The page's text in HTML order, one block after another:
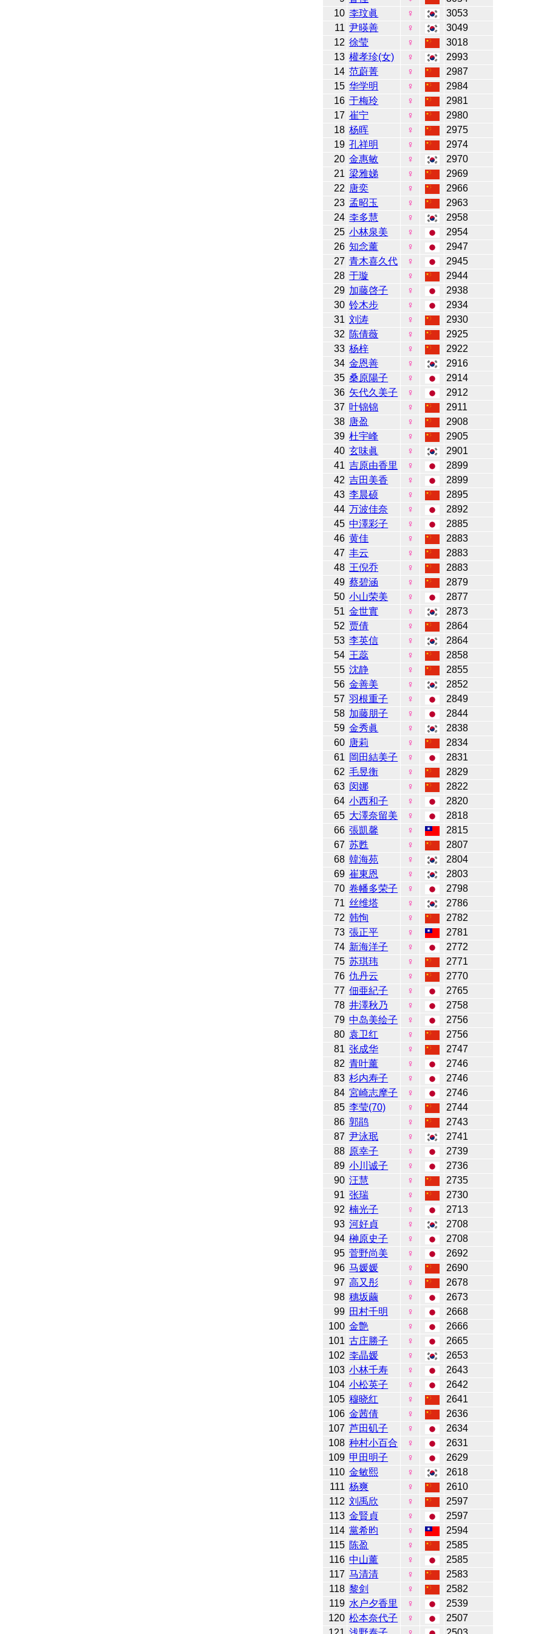
10 李玟眞 ♀
3053
11 尹暎善 ♀
3049
12 徐莹 ♀
3018
13 權孝珍(女) ♀
2993
14 范蔚菁 ♀
2987
15 华学明 ♀
2984
16 于梅玲 ♀
2981
17 崔宁 ♀
2980
18 杨晖 ♀
2975
19 孔祥明 ♀
2974
20 金惠敏 ♀
2970
21 梁雅娣 ♀
2969
22 唐奕 ♀
2966
23 孟昭玉 ♀
2963
24 李多慧 ♀
2958
25 小林泉美 ♀
2954
26 知念薰 ♀
2947
27 青木喜久代 ♀
2945
28 于璇 ♀
2944
29 加藤啓子 ♀
2938
30 铃木步 ♀
2934
31 刘涛 ♀
2930
32 陈倩薇 ♀
2925
33 杨梓 ♀
2922
34 金恩善 ♀
2916
35 桑原陽子 ♀
2914
36 矢代久美子 ♀
2912
37 叶锦锦 ♀
2911
38 唐盈 ♀
2908
39 杜宇峰 ♀
2905
40 玄味眞 ♀
2901
41 吉原由香里 ♀
2899
42 吉田美香 ♀
2899
43 李晨硕 ♀
2895
44 万波佳奈 ♀
2892
45 中澤彩子 ♀
2885
46 黄佳 ♀
2883
47 丰云 ♀
2883
48 王倪乔 ♀
2883
49 蔡碧涵 ♀
2879
50 小山荣美 ♀
2877
51 金世實 ♀
2873
52 贾倩 ♀
2864
53 李英信 ♀
2864
54 王蕊 ♀
2858
55 沈静 ♀
2855
56 金善美 ♀
2852
57 羽根重子 ♀
2849
58 加藤朋子 ♀
2844
59 金秀眞 ♀
2838
60 唐莉 ♀
2834
61 岡田結美子 ♀
2831
62 毛昱衡 ♀
2829
63 闵娜 ♀
2822
64 小西和子 ♀
2820
65 大澤奈留美 ♀
2818
66 張凱馨 ♀
2815
67 苏甦 ♀
2807
68 韓海苑 ♀
2804
69 崔東恩 ♀
2803
70 卷幡多荣子 ♀
2798
71 丝维塔 ♀
2786
72 韩恂 ♀
2782
73 張正平 ♀
2781
74 新海洋子 ♀
2772
75 苏琪玮 ♀
2771
76 仇丹云 ♀
2770
77 佃亜紀子 ♀
2765
78 井澤秋乃 ♀
2758
79 中岛美绘子 ♀
2756
80 袁卫红 ♀
2756
81 张成华 ♀
2747
82 青叶薰 ♀
2746
83 杉内寿子 ♀
2746
84 宮崎志摩子 ♀
2746
85 李莹(70) ♀
2744
86 郭鹃 ♀
2743
87 尹泳珉 ♀
2741
88 原幸子 ♀
2739
89 小川诚子 ♀
2736
90 汪慧 ♀
2735
91 张瑞 ♀
2730
92 楠光子 ♀
2713
93 河好貞 ♀
2708
94 榊原史子 ♀
2708
95 菅野尚美 ♀
2692
96 马媛媛 ♀
2690
97 高又彤 ♀
2678
98 穗坂繭 ♀
2673
99 田村千明 ♀
2668
100 金艶 ♀
2666
101 古庄勝子 ♀
2665
102 李晶媛 ♀
2653
103 小林千寿 ♀
2643
104 小松英子 ♀
2642
105 穆晓红 ♀
2641
106 金茜倩 ♀
2636
107 芦田矶子 ♀
2634
108 种村小百合 ♀
2631
109 甲田明子 ♀
2629
110 金敏熙 ♀
2618
111 杨爽 ♀
2610
112 刘禹欣 ♀
2597
113 金賢貞 ♀
2597
114 黨希昀 ♀
2594
115 陈盈 ♀
2585
116 中山薰 ♀
2585
117 马清清 ♀
2583
118 黎剑 ♀
2582
119 水户夕香里 ♀
2539
120 松本奈代子 ♀
2507